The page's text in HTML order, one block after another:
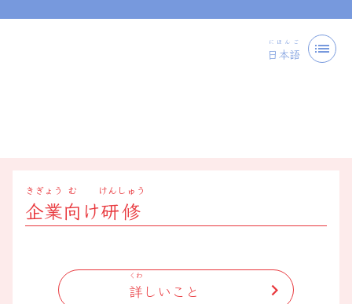
日本語
にほんご list
企業
きぎょう
向
む
け研修
けんしゅう
詳
くわ
しいこと